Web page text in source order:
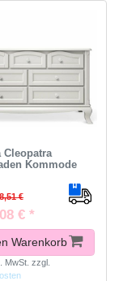
Cleopatra
Kommode
€
€ *
Warenkorb
MwSt. zzgl.